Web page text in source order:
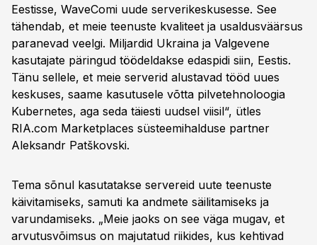
Eestisse, WaveComi uude serverikeskusesse. See
tähendab, et meie teenuste kvaliteet ja usaldusväärsus
paranevad veelgi. Miljardid Ukraina ja Valgevene
kasutajate päringud töödeldakse edaspidi siin, Eestis.
Tänu sellele, et meie serverid alustavad tööd uues
keskuses, saame kasutusele võtta pilvetehnoloogia
Kubernetes, aga seda täiesti uudsel viisil“, ütles
RIA.com Marketplaces süsteemihalduse partner
Aleksandr Patškovski.
Tema sõnul kasutatakse servereid uute teenuste
käivitamiseks, samuti ka andmete säilitamiseks ja
varundamiseks. „Meie jaoks on see väga mugav, et
arvutusvõimsus on majutatud riikides, kus kehtivad